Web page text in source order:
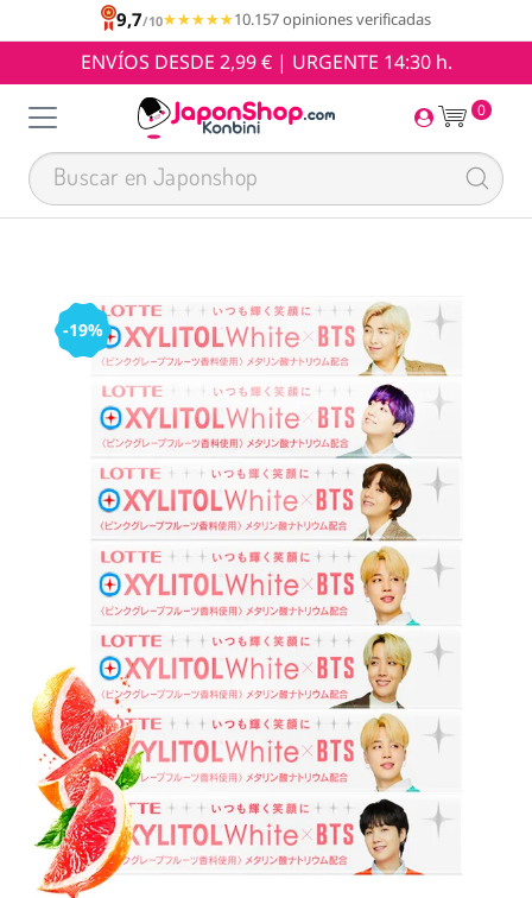
9,7/10★★★★★
★★★★★10.157 opiniones verificadas
ENVÍOS DESDE 2,99 € | URGENTE 14:30 h.
0
-19%